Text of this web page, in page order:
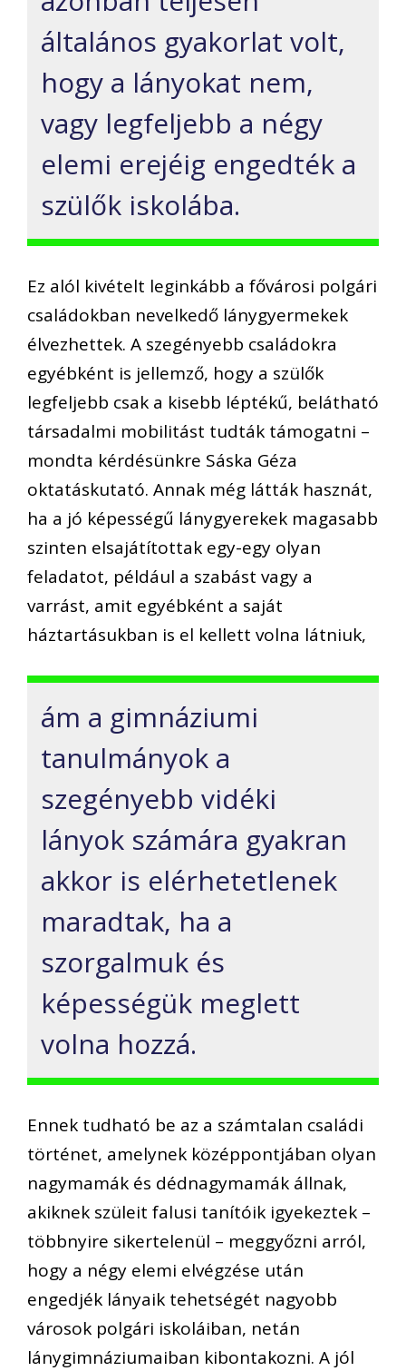
általános gyakorlat volt,
hogy a lányokat nem,
vagy legfeljebb a négy
elemi erejéig engedték a
szülők iskolába.
Ez alól kivételt leginkább a fővárosi polgári
családokban nevelkedő lánygyermekek
élvezhettek. A szegényebb családokra
egyébként is jellemző, hogy a szülők
legfeljebb csak a kisebb léptékű, belátható
társadalmi mobilitást tudták támogatni –
mondta kérdésünkre Sáska Géza
oktatáskutató. Annak még látták hasznát,
ha a jó képességű lánygyerekek magasabb
szinten elsajátítottak egy-egy olyan
feladatot, például a szabást vagy a
varrást, amit egyébként a saját
háztartásukban is el kellett volna látniuk,
ám a gimnáziumi
tanulmányok a
szegényebb vidéki
lányok számára gyakran
akkor is elérhetetlenek
maradtak, ha a
szorgalmuk és
képességük meglett
volna hozzá.
Ennek tudható be az a számtalan családi
történet, amelynek középpontjában olyan
nagymamák és dédnagymamák állnak,
akiknek szüleit falusi tanítóik igyekeztek –
többnyire sikertelenül – meggyőzni arról,
hogy a négy elemi elvégzése után
engedjék lányaik tehetségét nagyobb
városok polgári iskoláiban, netán
lánygimnáziumaiban kibontakozni. A jól